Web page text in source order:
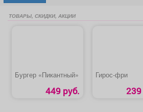
ТОВАРЫ, СКИДКИ, АКЦИИ
Бургер «Пикантный»
449 руб.
Гирос‑фри